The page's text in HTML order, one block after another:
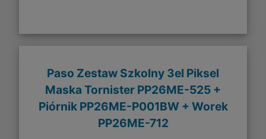
Paso Zestaw Szkolny 3el Piksel
Maska Tornister PP26ME-525 +
Piórnik PP26ME-P001BW + Worek
PP26ME-712